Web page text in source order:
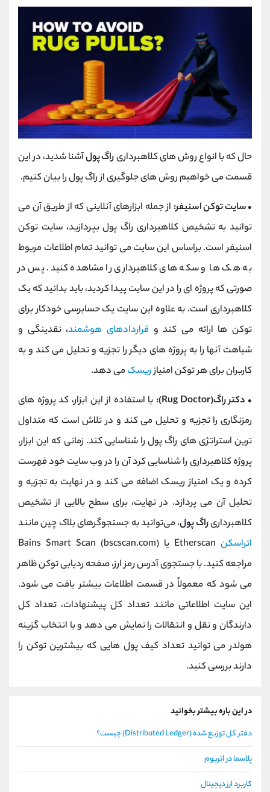
حال که با انواع روش های کلاهبرداریراگ پولآشنا شدید، در این
قسمت می خواهیم روش های جلوگیری از راگ پول را بیان کنیم.
• سایت توکن اسنیفر: از جمله ابزارهای آنلاینی که از طریق آن می
توانید به تشخیص کلاهبرداری راگ پول بپردازید، سایت توکن
اسنیفر است. براساس این سایت می توانید تمام اطلاعات مربوط
به هک ها و سکه های کلاهبرداری را مشاهده کنید. پس در
صورتی که پروژه ای را در این سایت پیدا کردید، باید بدانید که یک
کلاهبرداری است. به علاوه این سایت یک حسابرسی خودکار برای
توکن ها ارائه می کند و قراردادهای هوشمند، نقدینگی و
شباهت آنها را به پروژه های دیگر را تجزیه و تحلیل می کند و به
کاربران برای هر توکن امتیازریسکمی دهد.
• دکتر راگ(Rug Doctor):
با استفاده از این ابزار، کد پروژه های
رمزنگاری را تجزیه و تحلیل می کند و در تلاش است که متداول
ترین استراتژی های راگ پول را شناسایی کند. زمانی که این ابزار،
پروژه کلاهبرداری را شناسایی کرد آن را در وب سایت خود فهرست
کرده و یک امتیاز ریسک اضافه می کند و در نهایت به تجزیه و
تحلیل آن می پردازد. در نهایت، برای سطح بالایی از تشخیص
کلاهبرداریراگ پول، می‌توانید به جستجوگرهای بلاک چین مانند
اتراسکن
Etherscan یا Bains Smart Scan (bscscan.com)
مراجعه کنید. با جستجوی آدرس رمز ارز، صفحه ردیابی توکن ظاهر
می شود که معمولاً در قسمت اطلاعات بیشتر یافت می شود.
این سایت اطلاعاتی مانند تعداد کل پیشنهادات، تعداد کل
دارندگان و نقل و انتقالات را نمایش می دهد و با انتخاب گزینه
هولدر می توانید تعداد کیف پول هایی که بیشترین توکن را
دارند بررسی کنید.
در این باره بیشتر بخوانید
دفتر کل توزیع شده (Distributed Ledger) چیست؟
پلاسما در اتریوم
کاربرد ارز دیجیتال